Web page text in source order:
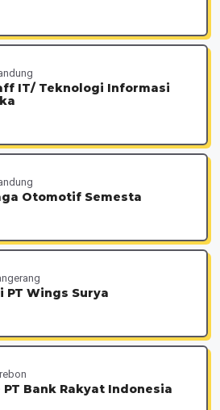
IT/ Teknologi Informasi
Otomotif Semesta
Wings Surya
Bank Rakyat Indonesia